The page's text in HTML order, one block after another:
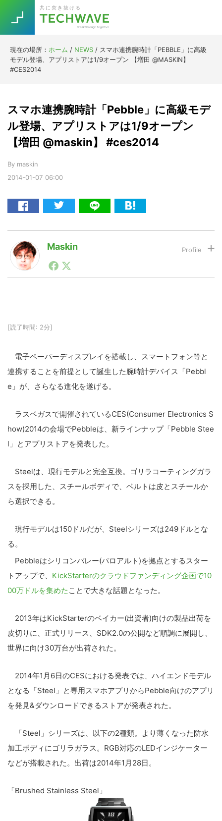
primary
navigation
main
content
primary
sidebar
footer
共に突き抜ける
現在の場所： ホーム / NEWS / スマホ連携腕時計「PEBBLE」に高級
モデル登場、アプリストアは1/9オープン 【増田 @MASKIN】
#CES2014
2014-01-07 06:00
スマホ連携腕時計「Pebble」に高級モデ
ル登場、アプリストアは1/9オープン
【増田 @maskin】 #ces2014
By maskin
Maskin
1990年代初頭から記者としてまた起業家としてITスタ
ートアップ業界のハードウェアからソフトウェアの事業
スクとして数億PV事業に。世界最大IT系メディア（ス
注力中。
[読了時間: 2分]
電子ペーパーディスプレイを搭載し、スマートフォン等と
連携することを前提として誕生した腕時計デバイス「Pebbl
e」が、さらなる進化を遂げる。
ラスベガスで開催されているCES(Consumer Electronics S
how)2014の会場でPebbleは、新ラインナップ「Pebble Stee
l」とアプリストアを発表した。
Steelは、現行モデルと完全互換。ゴリラコーティングガラ
スを採用した、スチールボディで、ベルトは皮とスチールか
ら選択できる。
現行モデルは150ドルだが、Steelシリーズは249ドルとな
る。
Pebbleはシリコンバレー(パロアルト)を拠点とするスター
トアップで、 KickStarterのクラウドファンディング企画で10
00万ドルを集めた ことで大きな話題となった。
2013年はKickStarterのベイカー(出資者)向けの製品出荷を
皮切りに、正式リリース、SDK2.0の公開など順調に展開し、
世界に向け30万台が出荷された。
2014年1月6日のCESにおける発表では、ハイエンドモデル
となる「Steel」と専用スマホアプリからPebble向けのアプリ
を発見&ダウンロードできるストアが発表された。
「Steel」シリーズは、以下の2種類。より薄くなった防水
加工ボディにゴリラガラス。RGB対応のLEDインジケーター
などが搭載された。出荷は2014年1月28日。
「Brushed Stainless Steel」
TOPICS
暗号資産
VR/AR
LINE
特集
Block Data Bank
Trend
Keywords
今話題の注目キーワード
5G Asana テレワーク
ニューノーマル
Daily Weekly